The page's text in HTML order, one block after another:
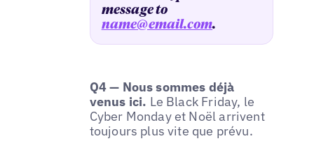
message to
name@email.com.
Q4 — Nous sommes déjà
venus ici. Le Black Friday, le
Cyber Monday et Noël arrivent
toujours plus vite que prévu.